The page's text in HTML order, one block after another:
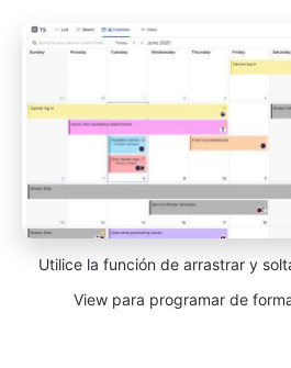
Utilice la función de arrastrar y
View para programar de